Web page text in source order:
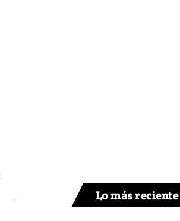
Lo más reciente